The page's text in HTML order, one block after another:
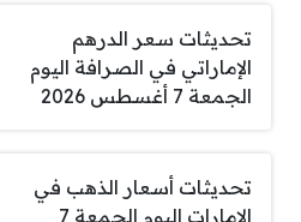
تحديثات سعر الدرهم
الإماراتي في الصرافة اليوم
الجمعة 7 أغسطس 2026
تحديثات أسعار الذهب في
الإمارات اليوم الجمعة 7